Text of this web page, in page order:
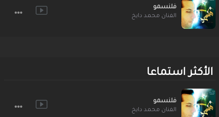
فلنسمو
الفنان محمد دايخ
الأكثر استماعا
فلنسمو
الفنان محمد دايخ